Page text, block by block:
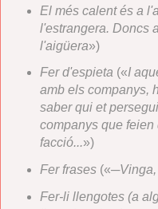
El més calent és a
l'estrangera. Doncs
l'aigüera»)
Fer d'espieta («I
amb els companys,
saber qui et
companys que
facció...»)
Fer frases («─Vinga,
Fer-li llengotes (a